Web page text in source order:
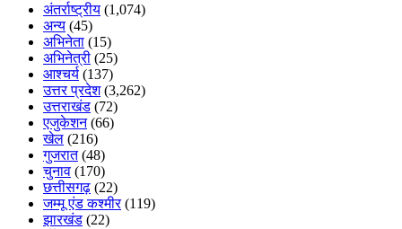
अंतर्राष्ट्रीय (1,074)
अन्य (45)
अभिनेता (15)
अभिनेत्री (25)
आश्चर्य (137)
उत्तर प्रदेश(3,262)
उत्तराखंड (72)
एजुकेशन(66)
खेल (216)
गुजरात(48)
चुनाव (170)
छत्तीसगढ़ (22)
जम्मू एंड कश्मीर(119)
झारखंड (22)